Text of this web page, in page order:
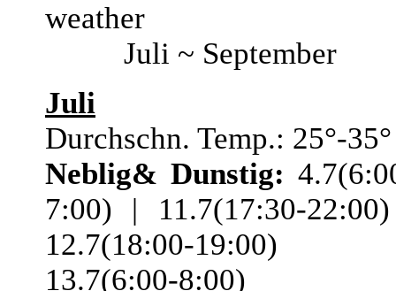
weather
Juli ~ September
Juli
Durchschn. Temp.: 25°-35°
Neblig& Dunstig:
7:00) | 11.7(17:30-
12.7(18:00-
13.7(6:00-8:00)